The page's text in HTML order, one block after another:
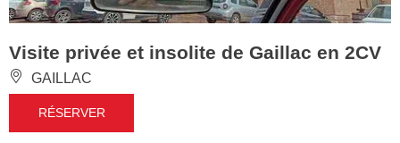
Visite privée et insolite de Gaillac en 2CV
GAILLAC
RÉSERVER